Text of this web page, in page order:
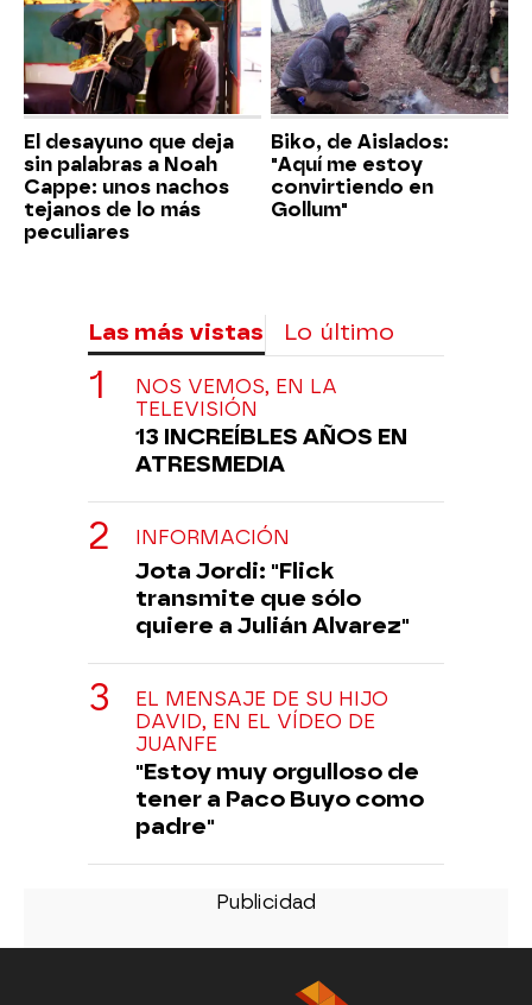
El desayuno que deja
sin palabras a Noah
Cappe: unos nachos
tejanos de lo más
peculiares
Biko, de Aislados:
"Aquí me estoy
convirtiendo en
Gollum"
Las más vistas Lo último
NOS VEMOS, EN LA
TELEVISIÓN
13 INCREÍBLES AÑOS EN
ATRESMEDIA
INFORMACIÓN
Jota Jordi: "Flick
transmite que sólo
quiere a Julián Alvarez"
EL MENSAJE DE SU HIJO
DAVID, EN EL VÍDEO DE
JUANFE
"Estoy muy orgulloso de
tener a Paco Buyo como
padre"